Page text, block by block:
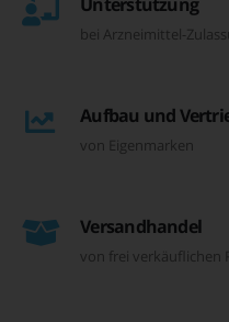
bei Arzneimittel-
Aufbau und
von Eigenmarken
Versandhandel
von frei verkäuflichen